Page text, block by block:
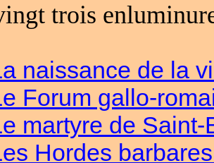
trois
naissance de la
Forum gallo-
martyre de Saint-
Hordes